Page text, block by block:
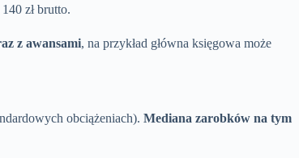
zł brutto.
z awansami, na przykład główna księgowa może
obciążeniach). Mediana zarobków na tym